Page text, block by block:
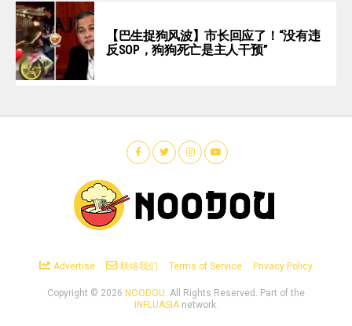
【巴生捉狗风波】市长回应了！“没有违
反SOP，狗狗死亡是主人干预”
Advertise 联络我们 Terms of Service Privacy Policy
Copyright © 2026 NOODOU. All Rights Reserved. Part of the
INFLUASIAnetwork.